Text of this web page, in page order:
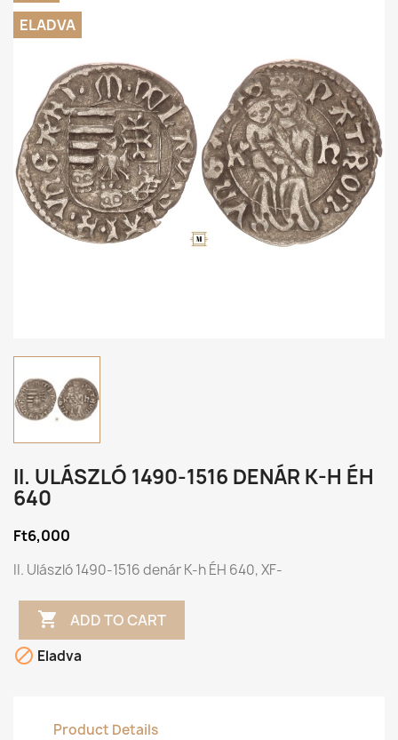
ELADVA
II. ULÁSZLÓ 1490-1516 DENÁR K-H ÉH
640
Ft6,000
II. Ulászló 1490-1516 denár K-h ÉH 640, XF-
 ADD TO CART
 Eladva
Product Details